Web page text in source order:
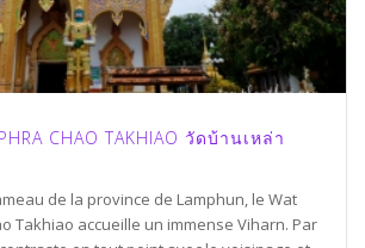
CHAO TAKHIAO วัดบ้านเหล่า
de la province de Lamphun, le Wat
Takhiao accueille un immense Viharn. Par